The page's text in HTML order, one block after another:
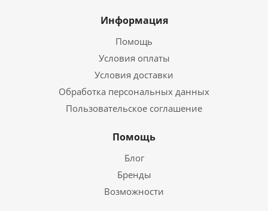
Информация
Помощь
Условия оплаты
Условия доставки
Обработка персональных данных
Пользовательское соглашение
Помощь
Блог
Бренды
Возможности